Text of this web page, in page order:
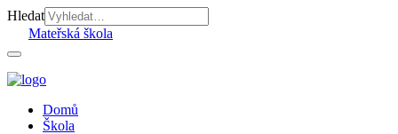
Hledat
Mateřská škola
Domů
Škola